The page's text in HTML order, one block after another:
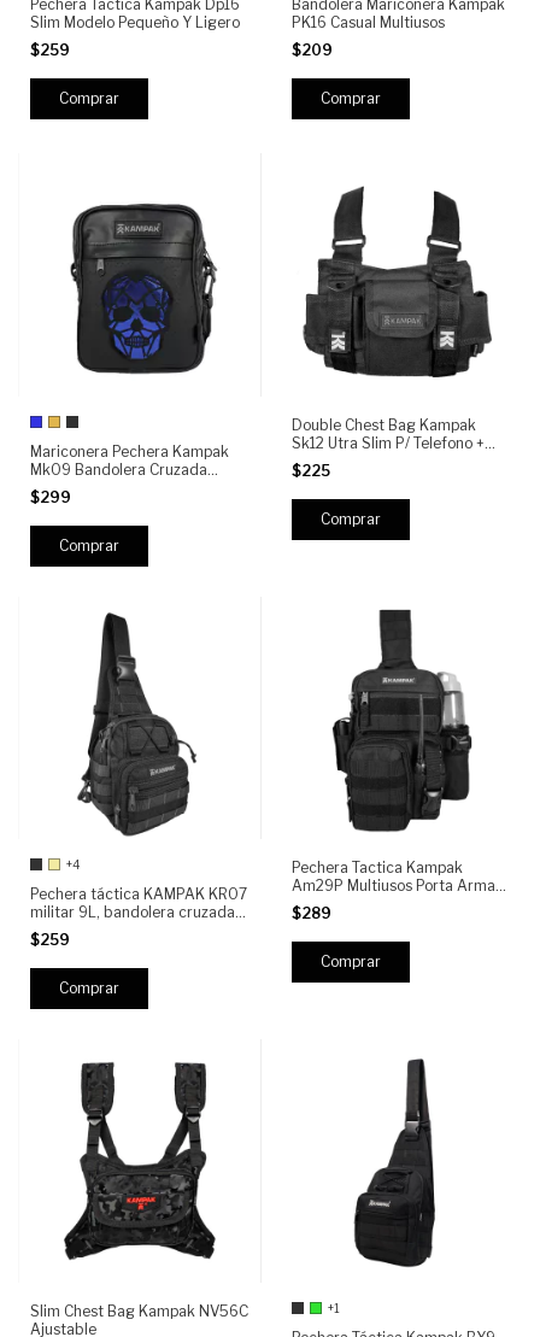
Pechera Tactica Kampak Dp16
Slim Modelo Pequeño Y Ligero
$259
Comprar
Bandolera Mariconera Kampak
PK16 Casual Multiusos
$209
Mariconera Pechera Kampak
Mk09 Bandolera Cruzada
Calavera
$299
Comprar
Double Chest Bag Kampak
Sk12 Utra Slim P/ Telefono +
Radio
$225
Comprar
+4
Pechera táctica KAMPAK KR07
militar 9L, bandolera cruzada
con sistema MOLLE, multiusos
para outdoor, camping y uso
diario
$259
Comprar
Pechera Tactica Kampak
Am29P Multiusos Porta Arma
Removible
$289
Comprar
Slim Chest Bag Kampak NV56C
Ajustable
+1